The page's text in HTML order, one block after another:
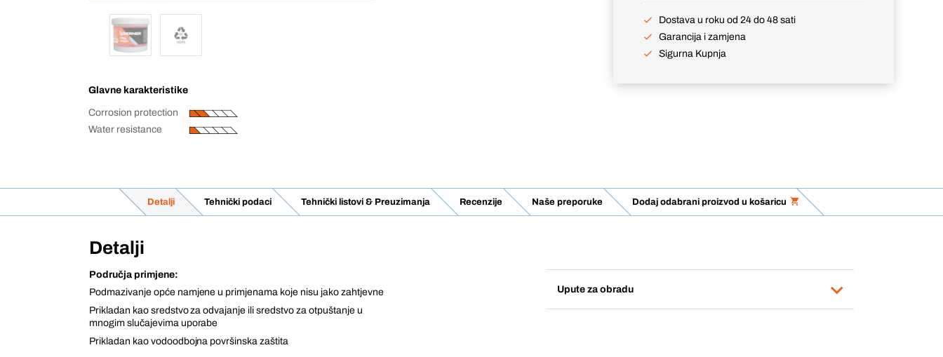
Glavne karakteristike
Corrosion protection
Water resistance
Dostava u roku od 24 do 48 sati
Garancija i zamjena
Sigurna Kupnja
Detalji Tehnički podaci Tehnički listovi & Preuzimanja Recenzije Naše preporuke Dodaj odabrani proizvod u košaricu
Detalji
Područja primjene:
Podmazivanje opće namjene u primjenama koje nisu jako zahtjevne
Prikladan kao sredstvo za odvajanje ili sredstvo za otpuštanje u
mnogim slučajevima uporabe
Prikladan kao vodoodbojna površinska zaštita
Upute za obradu